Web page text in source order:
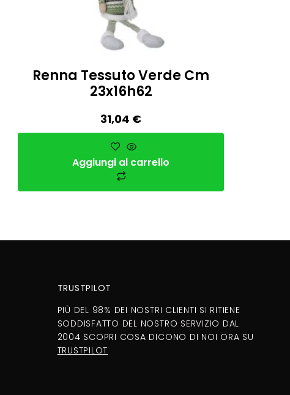
Renna Tessuto Verde Cm
23x16h62
31,04 €
Aggiungi al carrello
TRUSTPILOT
PIÙ DEL 98% DEI NOSTRI CLIENTI SI RITIENE
SODDISFATTO DEL NOSTRO SERVIZIO DAL
2004 SCOPRI COSA DICONO DI NOI ORA SU
TRUSTPILOT